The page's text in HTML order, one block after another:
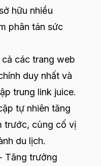
hữu nhiều
phân tán sức
các trang web
duy nhất và
trung link juice.
tự nhiên tăng
trước, củng cố vị
du lịch.
Tăng trưởng